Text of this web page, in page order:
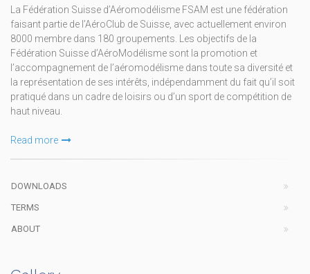
La Fédération Suisse d’Aéromodélisme FSAM est une fédération
faisant partie de l’AéroClub de Suisse, avec actuellement environ
8000 membre dans 180 groupements. Les objectifs de la
Fédération Suisse d’AéroModélisme sont la promotion et
l’accompagnement de l’aéromodélisme dans toute sa diversité et
la représentation de ses intérêts, indépendamment du fait qu’il soit
pratiqué dans un cadre de loisirs ou d’un sport de compétition de
haut niveau.
Read more
DOWNLOADS
TERMS
ABOUT